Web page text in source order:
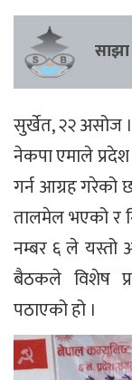
साझा
सुर्खेत, २२ असोज ।
नेकपा एमाले
गर्न आग्रह गरेको
तालमेल भएको र
नम्बर ६ ले यस्तो
बैठकले विशेष
पठाएको हो ।